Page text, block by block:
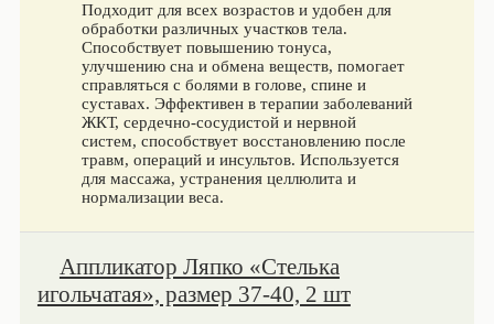
Подходит для всех возрастов и удобен для
обработки различных участков тела.
Способствует повышению тонуса,
улучшению сна и обмена веществ, помогает
справляться с болями в голове, спине и
суставах. Эффективен в терапии заболеваний
ЖКТ, сердечно-сосудистой и нервной
систем, способствует восстановлению после
травм, операций и инсультов. Используется
для массажа, устранения целлюлита и
нормализации веса.
Аппликатор Ляпко «Стелька
игольчатая», размер 37-40, 2 шт